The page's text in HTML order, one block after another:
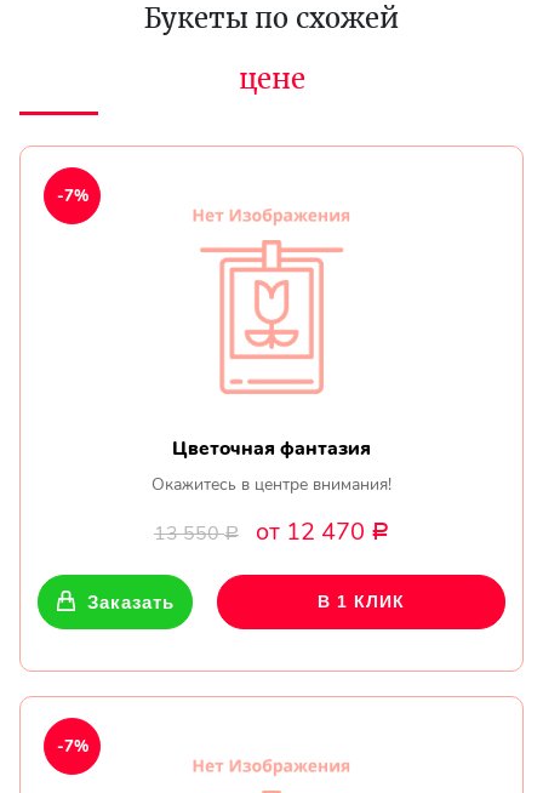
Букеты по схожей
цене
Цветочная фантазия
Окажитесь в центре внимания!
13 550Р от 12 470 Р
-7%
Заказать В 1 КЛИК
-7%